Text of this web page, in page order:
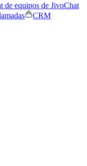
de equipos de JivoChat
CRM